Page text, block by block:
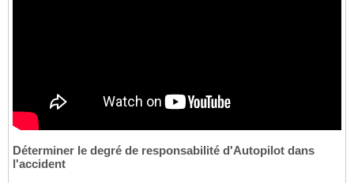
Déterminer le degré de responsabilité d'Autopilot dans
l'accident